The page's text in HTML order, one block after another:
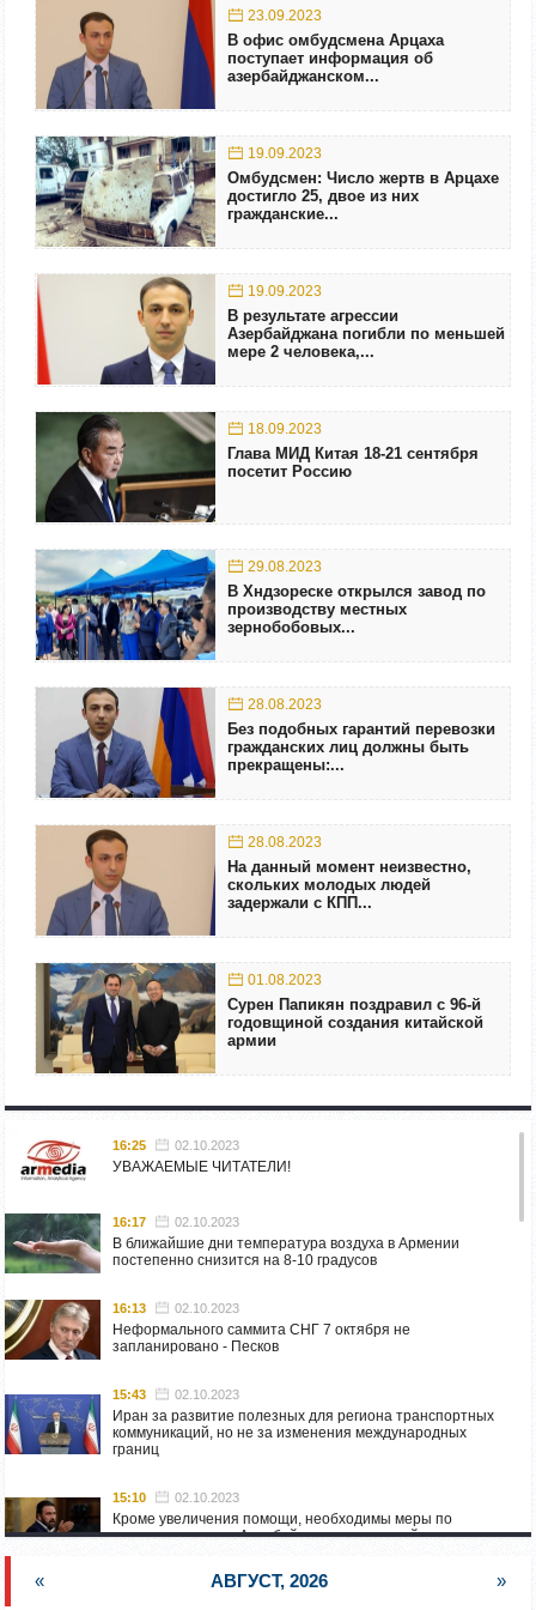
23.09.2023
В офис омбудсмена Арцаха
поступает информация об
азербайджанском...
19.09.2023
Омбудсмен: Число жертв в Арцахе
достигло 25, двое из них
гражданские...
19.09.2023
В результате агрессии
Азербайджана погибли по меньшей
мере 2 человека,...
18.09.2023
Глава МИД Китая 18-21 сентября
посетит Россию
29.08.2023
В Хндзореске открылся завод по
производству местных
зернобобовых...
28.08.2023
Без подобных гарантий перевозки
гражданских лиц должны быть
прекращены:...
28.08.2023
На данный момент неизвестно,
скольких молодых людей
задержали с КПП...
01.08.2023
Сурен Папикян поздравил с 96-й
годовщиной создания китайской
армии
16:25 02.10.2023
УВАЖАЕМЫЕ ЧИТАТЕЛИ!
16:17 02.10.2023
В ближайшие дни температура воздуха в Армении
постепенно снизится на 8-10 градусов
16:13 02.10.2023
Неформального саммита СНГ 7 октября не
запланировано - Песков
15:43 02.10.2023
Иран за развитие полезных для региона транспортных
коммуникаций, но не за изменения международных
границ
15:10 02.10.2023
Кроме увеличения помощи, необходимы меры по
пресечению угроз Азербайджана: испанский депутат
« АВГУСТ, 2026 »